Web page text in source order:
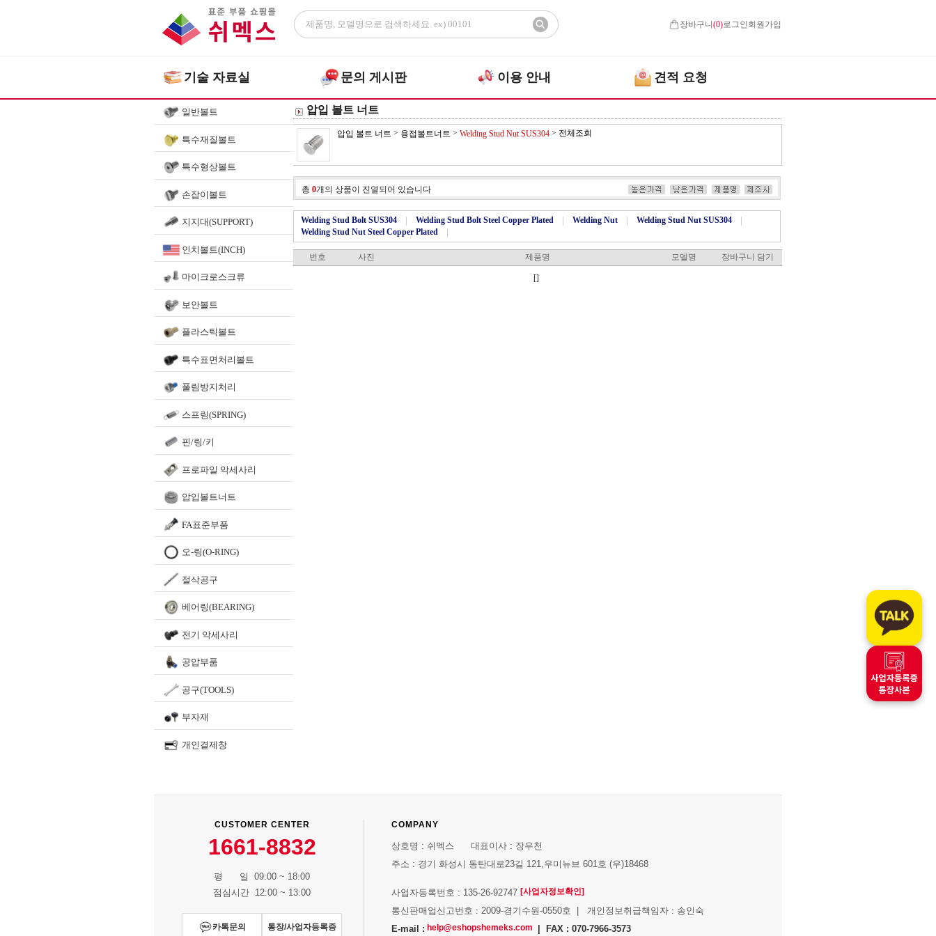
장바구니(0)로그인 회원가입
기술 자료실 문의 게시판 이용 안내 견적 요청
일반볼트
특수재질볼트
특수형상볼트
손잡이볼트
지지대(SUPPORT)
인치볼트(INCH)
마이크로스크류
보안볼트
플라스틱볼트
특수표면처리볼트
풀림방지처리
스프링(SPRING)
핀/링/키
프로파일 악세사리
압입볼트너트
FA표준부품
오-링(O-RING)
절삭공구
베어링(BEARING)
전기 악세사리
공압부품
공구(TOOLS)
부자재
개인결제창
압입 볼트 너트
압입 볼트 너트 > 용접볼트너트 > Welding Stud Nut SUS304 > 전체조회
총 0개의 상품이 진열되어 있습니다
Welding Stud Bolt SUS304 Welding Stud Bolt Steel Copper Plated Welding Nut Welding Stud Nut SUS304
Welding Stud Nut Steel Copper Plated
번호 사진 제품명 모델명 장바구니 담기
[]
CUSTOMER CENTER
1661-8832
평 일 09:00 ~ 18:00
점심시간 12:00 ~ 13:00
카톡문의 통장/사업자등록증
COMPANY
상호명 : 쉬멕스 대표이사 : 장우천
주소 : 경기 화성시 동탄대로23길 121,우미뉴브 601호 (우)18468
사업자등록번호 : 135-26-92747 [사업자정보확인]
통신판매업신고번호 : 2009-경기수원-0550호 | 개인정보취급책임자 : 송인숙
E-mail : help@eshopshemeks.com | FAX : 070-7966-3573